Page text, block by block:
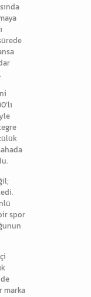
spor
marka